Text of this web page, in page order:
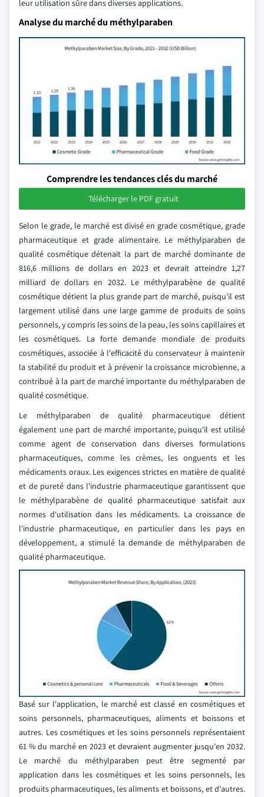
leur utilisation sûre dans diverses applications.
Analyse du marché du méthylparaben
Comprendre les tendances clés du marché
Télécharger le PDF gratuit
Selon le grade, le marché est divisé en grade cosmétique, grade
pharmaceutique et grade alimentaire. Le méthylparaben de
qualité cosmétique détenait la part de marché dominante de
816,6 millions de dollars en 2023 et devrait atteindre 1,27
milliard de dollars en 2032. Le méthylparabène de qualité
cosmétique détient la plus grande part de marché, puisqu'il est
largement utilisé dans une large gamme de produits de soins
personnels, y compris les soins de la peau, les soins capillaires et
les cosmétiques. La forte demande mondiale de produits
cosmétiques, associée à l'efficacité du conservateur à maintenir
la stabilité du produit et à prévenir la croissance microbienne, a
contribué à la part de marché importante du méthylparaben de
qualité cosmétique.
Le méthylparaben de qualité pharmaceutique détient
également une part de marché importante, puisqu'il est utilisé
comme agent de conservation dans diverses formulations
pharmaceutiques, comme les crèmes, les onguents et les
médicaments oraux. Les exigences strictes en matière de qualité
et de pureté dans l'industrie pharmaceutique garantissent que
le méthylparabène de qualité pharmaceutique satisfait aux
normes d'utilisation dans les médicaments. La croissance de
l'industrie pharmaceutique, en particulier dans les pays en
développement, a stimulé la demande de méthylparaben de
qualité pharmaceutique.
Basé sur l'application, le marché est classé en cosmétiques et
soins personnels, pharmaceutiques, aliments et boissons et
autres. Les cosmétiques et les soins personnels représentaient
61 % du marché en 2023 et devraient augmenter jusqu'en 2032.
Le marché du méthylparaben peut être segmenté par
application dans les cosmétiques et les soins personnels, les
produits pharmaceutiques, les aliments et boissons, et d'autres.